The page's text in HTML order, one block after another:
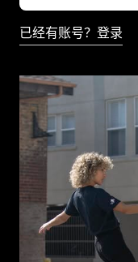
已经有账号？登录